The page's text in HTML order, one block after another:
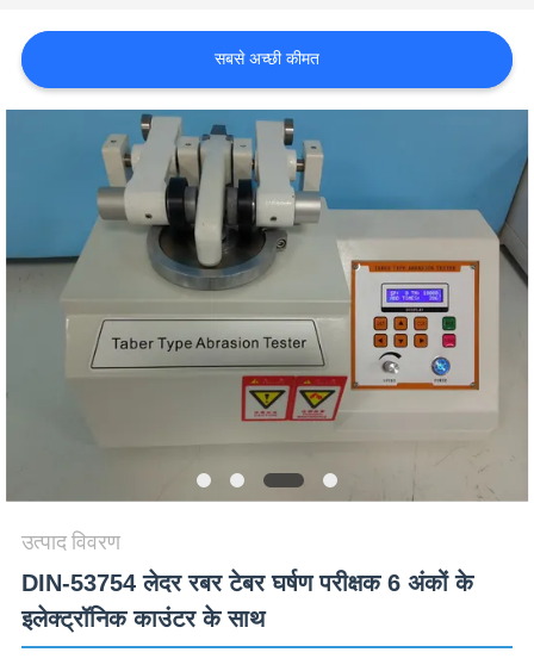
समाचार
विनती
SITEMAP
PRIVACY
POLICY
सबसे अच्छी कीमत
उत्पाद विवरण
DIN-53754 लेदर रबर टेबर घर्षण परीक्षक 6 अंकों के
इलेक्ट्रॉनिक काउंटर के साथ